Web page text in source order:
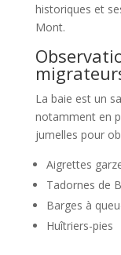
historiques et
Mont.
La baie est un
notamment en
jumelles pour
Aigrettes
Tadornes de
Barges à
Huîtriers-pies